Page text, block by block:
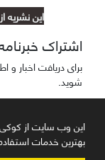
این وب سایت از کوکی
بهترین خدمات
این نشریه
اشتراک
برای دریافت اخبار
شوید.